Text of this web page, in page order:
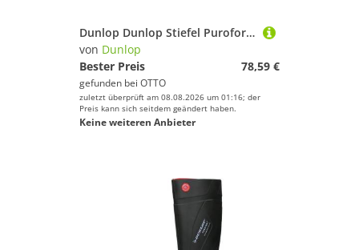
Dunlop Dunlop Stiefel Purofort S5 EN20345 Arbeitsschuh
von Dunlop
Bester Preis
78,59 €
gefunden bei OTTO
zuletzt überprüft am 08.08.2026 um 01:16; der
Preis kann sich seitdem geändert haben.
Keine weiteren Anbieter